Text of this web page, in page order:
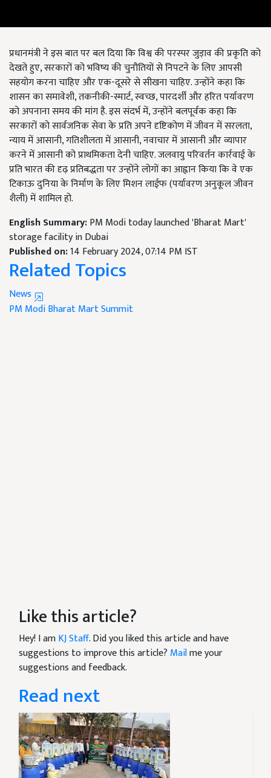
प्रधानमंत्री ने इस बात पर बल दिया कि विश्व की परस्पर जुड़ाव की प्रकृति को
देखते हुए, सरकारों को भविष्य की चुनौतियों से निपटने के लिए आपसी
सहयोग करना चाहिए और एक-दूसरे से सीखना चाहिए. उन्होंने कहा कि
शासन का समावेशी, तकनीकी-स्मार्ट, स्वच्छ, पारदर्शी और हरित पर्यावरण
को अपनाना समय की मांग है. इस संदर्भ में, उन्होंने बलपूर्वक कहा कि
सरकारों को सार्वजनिक सेवा के प्रति अपने दृष्टिकोण में जीवन में सरलता,
न्याय में आसानी, गतिशीलता में आसानी, नवाचार में आसानी और व्यापार
करने में आसानी को प्राथमिकता देनी चाहिए. जलवायु परिवर्तन कार्रवाई के
प्रति भारत की दृढ़ प्रतिबद्धता पर उन्होंने लोगों का आह्वान किया कि वे एक
टिकाऊ दुनिया के निर्माण के लिए मिशन लाईफ (पर्यावरण अनुकूल जीवन
शैली) में शामिल हो.
English Summary:PM Modi today launched 'Bharat Mart'
storage facility in Dubai
Published on:14 February 2024, 07:14 PM IST
Related Topics
News
PM ModiBharat MartSummit
Like this article?
Hey! I amKJ Staff. Did you liked this article and have
suggestions to improve this article? Mailme your
suggestions and feedback.
Read next